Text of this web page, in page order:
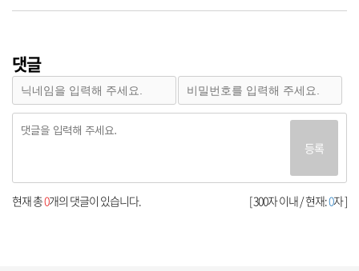
댓글
등록
[ 300자 이내 / 현재:0자 ]
현재 총0개의 댓글이 있습니다.